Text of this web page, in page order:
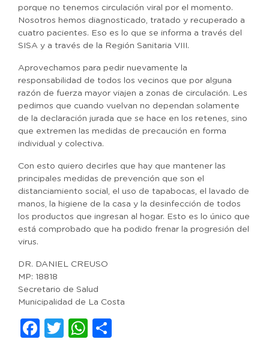
porque no tenemos circulación viral por el momento.
Nosotros hemos diagnosticado, tratado y recuperado a
cuatro pacientes. Eso es lo que se informa a través del
SISA y a través de la Región Sanitaria VIII.
Aprovechamos para pedir nuevamente la
responsabilidad de todos los vecinos que por alguna
razón de fuerza mayor viajen a zonas de circulación. Les
pedimos que cuando vuelvan no dependan solamente
de la declaración jurada que se hace en los retenes, sino
que extremen las medidas de precaución en forma
individual y colectiva.
Con esto quiero decirles que hay que mantener las
principales medidas de prevención que son el
distanciamiento social, el uso de tapabocas, el lavado de
manos, la higiene de la casa y la desinfección de todos
los productos que ingresan al hogar. Esto es lo único que
está comprobado que ha podido frenar la progresión del
virus.
DR. DANIEL CREUSO
MP: 18818
Secretario de Salud
Municipalidad de La Costa
Facebook
TwitterWhatsApp